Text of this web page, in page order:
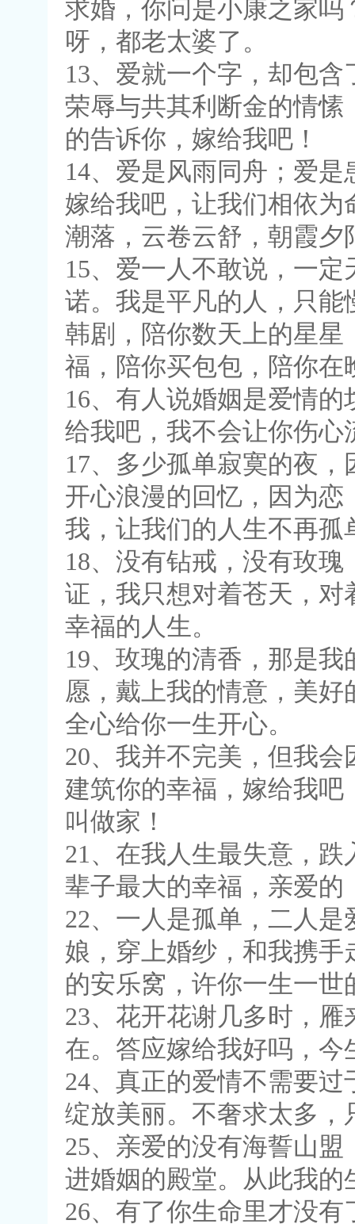
求婚，你问是小康之家
呀，都老太婆了。
13、爱就一个字，却包
荣辱与共其利断金的情
的告诉你，嫁给我吧！
14、爱是风雨同舟；爱
嫁给我吧，让我们相依
潮落，云卷云舒，朝霞夕
15、爱一人不敢说，一
诺。我是平凡的人，只
韩剧，陪你数天上的星
福，陪你买包包，陪你
16、有人说婚姻是爱情
给我吧，我不会让你伤
17、多少孤单寂寞的夜
开心浪漫的回忆，因为
我，让我们的人生不再孤
18、没有钻戒，没有玫
证，我只想对着苍天，
幸福的人生。
19、玫瑰的清香，那是
愿，戴上我的情意，美
全心给你一生开心。
20、我并不完美，但我
建筑你的幸福，嫁给我
叫做家！
21、在我人生最失意，
辈子最大的幸福，亲爱
22、一人是孤单，二人
娘，穿上婚纱，和我携
的安乐窝，许你一生一
23、花开花谢几多时，
在。答应嫁给我好吗，今
24、真正的爱情不需要
绽放美丽。不奢求太多
25、亲爱的没有海誓山
进婚姻的殿堂。从此我
26、有了你生命里才没